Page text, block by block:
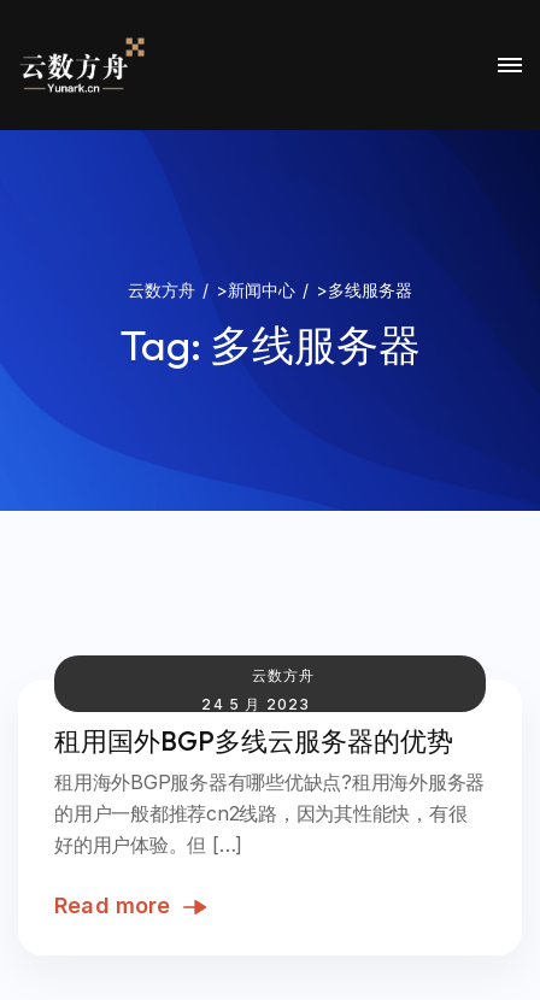
云数方舟 >新闻中心 >多线服务器
Tag: 多线服务器
云数方舟
24 5 月 2023
租用国外BGP多线云服务器的优势
租用海外BGP服务器有哪些优缺点?租用海外服务器
的用户一般都推荐cn2线路，因为其性能快，有很
好的用户体验。但 […]
Read more